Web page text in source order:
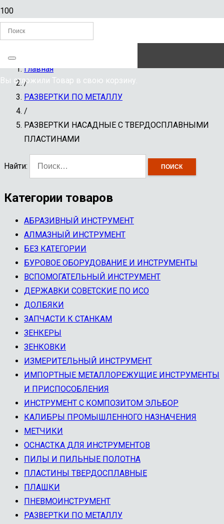
ЗАКАЗАТЬ ЗВОНОК
Вы отложили Товар в свою корзину.
Главная
/
РАЗВЕРТКИ ПО МЕТАЛЛУ
/
РАЗВЕРТКИ НАСАДНЫЕ С ТВЕРДОСПЛАВНЫМИ
ПЛАСТИНАМИ
Найти:
Категории товаров
АБРАЗИВНЫЙ ИНСТРУМЕНТ
АЛМАЗНЫЙ ИНСТРУМЕНТ
БЕЗ КАТЕГОРИИ
БУРОВОЕ ОБОРУДОВАНИЕ И ИНСТРУМЕНТЫ
ВСПОМОГАТЕЛЬНЫЙ ИНСТРУМЕНТ
ДЕРЖАВКИ СОВЕТСКИЕ ПО ИСО
ДОЛБЯКИ
ЗАПЧАСТИ К СТАНКАМ
ЗЕНКЕРЫ
ЗЕНКОВКИ
ИЗМЕРИТЕЛЬНЫЙ ИНСТРУМЕНТ
ИМПОРТНЫЕ МЕТАЛЛОРЕЖУЩИЕ ИНСТРУМЕНТЫ
И ПРИСПОСОБЛЕНИЯ
ИНСТРУМЕНТ С КОМПОЗИТОМ ЭЛЬБОР
КАЛИБРЫ ПРОМЫШЛЕННОГО НАЗНАЧЕНИЯ
МЕТЧИКИ
ОСНАСТКА ДЛЯ ИНСТРУМЕНТОВ
ПИЛЫ И ПИЛЬНЫЕ ПОЛОТНА
ПЛАСТИНЫ ТВЕРДОСПЛАВНЫЕ
ПЛАШКИ
ПНЕВМОИНСТРУМЕНТ
РАЗВЕРТКИ ПО МЕТАЛЛУ